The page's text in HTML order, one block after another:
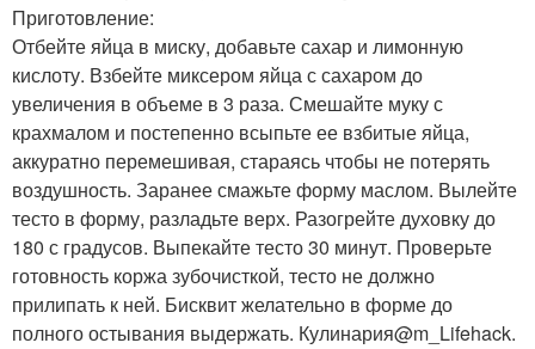
Приготовление:
Отбейте яйца в миску, добавьте сахар и лимонную
кислоту. Взбейте миксером яйца с сахаром до
увеличения в объеме в 3 раза. Смешайте муку с
крахмалом и постепенно всыпьте ее взбитые яйца,
аккуратно перемешивая, стараясь чтобы не потерять
воздушность. Заранее смажьте форму маслом. Вылейте
тесто в форму, разладьте верх. Разогрейте духовку до
180 с градусов. Выпекайте тесто 30 минут. Проверьте
готовность коржа зубочисткой, тесто не должно
прилипать к ней. Бисквит желательно в форме до
полного остывания выдержать. Кулинария@m_Lifehack.